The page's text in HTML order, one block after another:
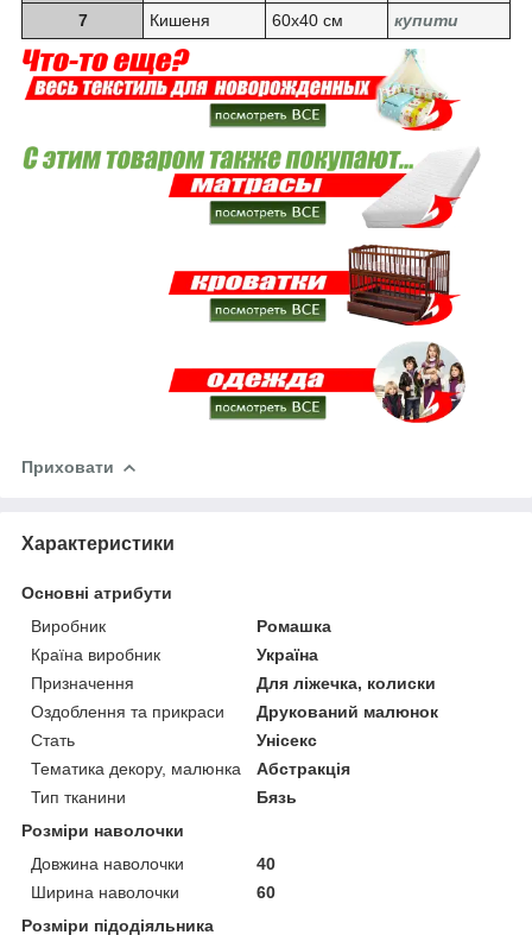
7 Кишеня 60х40 см купити
Приховати
Характеристики
Основні атрибути
Виробник
Ромашка
Країна виробник
Україна
Призначення
Для ліжечка, колиски
Оздоблення та прикраси
Друкований малюнок
Стать
Унісекс
Тематика декору, малюнка
Абстракція
Тип тканини
Бязь
Розміри наволочки
Довжина наволочки
40
Ширина наволочки
60
Розміри підодіяльника